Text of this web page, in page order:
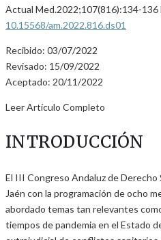
Actual Med.2022;107(816):134-136
10.15568/am.2022.816.ds01
Recibido: 03/07/2022
Revisado: 15/09/2022
Aceptado: 20/11/2022
Leer Artículo Completo
INTRODUCCIÓN
El III Congreso Andaluz de Derecho
Jaén con la programación de ocho
abordado temas tan relevantes
tiempos de pandemia en el Estado